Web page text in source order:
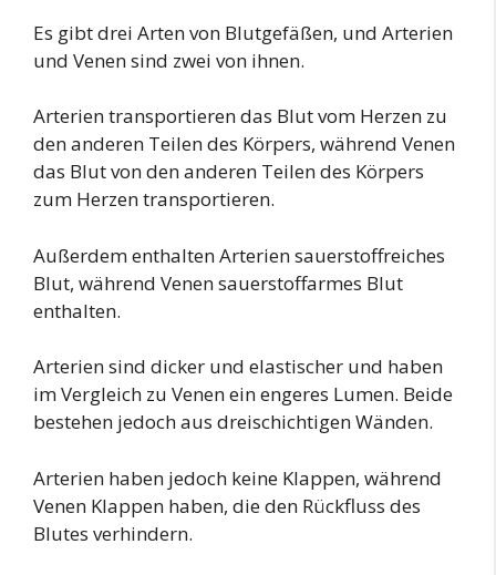
Es gibt drei Arten von Blutgefäßen, und Arterien
und Venen sind zwei von ihnen.
Arterien transportieren das Blut vom Herzen zu
den anderen Teilen des Körpers, während Venen
das Blut von den anderen Teilen des Körpers
zum Herzen transportieren.
Außerdem enthalten Arterien sauerstoffreiches
Blut, während Venen sauerstoffarmes Blut
enthalten.
Arterien sind dicker und elastischer und haben
im Vergleich zu Venen ein engeres Lumen. Beide
bestehen jedoch aus dreischichtigen Wänden.
Arterien haben jedoch keine Klappen, während
Venen Klappen haben, die den Rückfluss des
Blutes verhindern.